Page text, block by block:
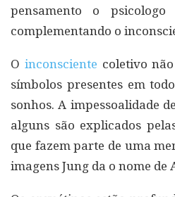
pensamento o
complementando o
O inconsciente coletivo
símbolos presentes em
sonhos. A impessoalidade
alguns são explicados
que fazem parte de uma
imagens Jung da o nome de